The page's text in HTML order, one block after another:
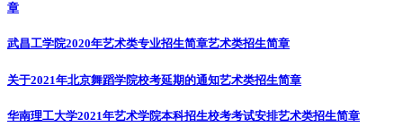
章
武昌工学院2020年艺术类专业招生简章艺术类招生简章
关于2021年北京舞蹈学院校考延期的通知艺术类招生简章
华南理工大学2021年艺术学院本科招生校考考试安排艺术类招生简章